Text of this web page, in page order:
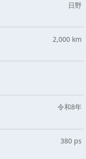
日野
2,000 km
令和8年
380 ps